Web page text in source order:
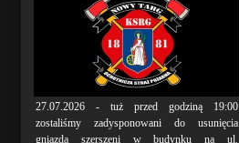
27.07.2026 - tuż przed godziną 19:00
zostaliśmy zadysponowani do usunięcia
gniazda szerszeni w budynku na ul.